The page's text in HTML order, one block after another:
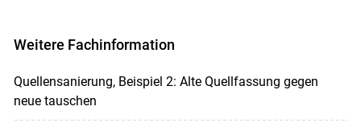
Weitere Fachinformation
Quellensanierung, Beispiel 2: Alte Quellfassung gegen
neue tauschen